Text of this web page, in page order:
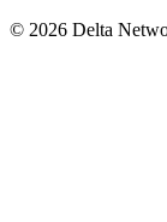
© 2026 Delta